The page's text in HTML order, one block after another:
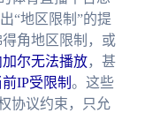
“地区限制”的提
角地区限制，或
尔无法播放，甚
IP受限制 。这些
协议约束，只允